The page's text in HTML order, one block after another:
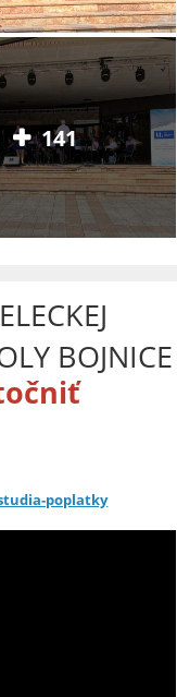
141
BOJNICE
poplatky